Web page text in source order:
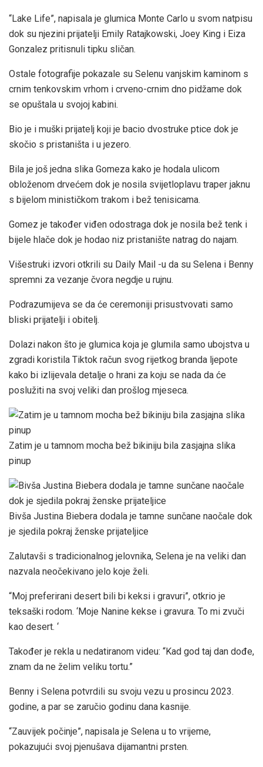
“Lake Life”, napisala je glumica Monte Carlo u svom natpisu
dok su njezini prijatelji Emily Ratajkowski, Joey King i Eiza
Gonzalez pritisnuli tipku sličan.
Ostale fotografije pokazale su Selenu vanjskim kaminom s
crnim tenkovskim vrhom i crveno-crnim dno pidžame dok
se opuštala u svojoj kabini.
Bio je i muški prijatelj koji je bacio dvostruke ptice dok je
skočio s pristaništa i u jezero.
Bila je još jedna slika Gomeza kako je hodala ulicom
obloženom drvećem dok je nosila svijetloplavu traper jaknu
s bijelom minističkom trakom i bež tenisicama.
Gomez je također viđen odostraga dok je nosila bež tenk i
bijele hlače dok je hodao niz pristanište natrag do najam.
Višestruki izvori otkrili su Daily Mail -u da su Selena i Benny
spremni za vezanje čvora negdje u rujnu.
Podrazumijeva se da će ceremoniji prisustvovati samo
bliski prijatelji i obitelj.
Dolazi nakon što je glumica koja je glumila samo ubojstva u
zgradi koristila Tiktok račun svog rijetkog branda ljepote
kako bi izlijevala detalje o hrani za koju se nada da će
poslužiti na svoj veliki dan prošlog mjeseca.
Zatim je u tamnom mocha bež bikiniju bila zasjajna slika
pinup
Bivša Justina Biebera dodala je tamne sunčane naočale dok
je sjedila pokraj ženske prijateljice
Zalutavši s tradicionalnog jelovnika, Selena je na veliki dan
nazvala neočekivano jelo koje želi.
“Moj preferirani desert bili bi keksi i gravuri”, otkrio je
teksaški rodom. ‘Moje Nanine kekse i gravura. To mi zvuči
kao desert. ‘
Također je rekla u nedatiranom videu: “Kad god taj dan dođe,
znam da ne želim veliku tortu.”
Benny i Selena potvrdili su svoju vezu u prosincu 2023.
godine, a par se zaručio godinu dana kasnije.
“Zauvijek počinje”, napisala je Selena u to vrijeme,
pokazujući svoj pjenušava dijamantni prsten.